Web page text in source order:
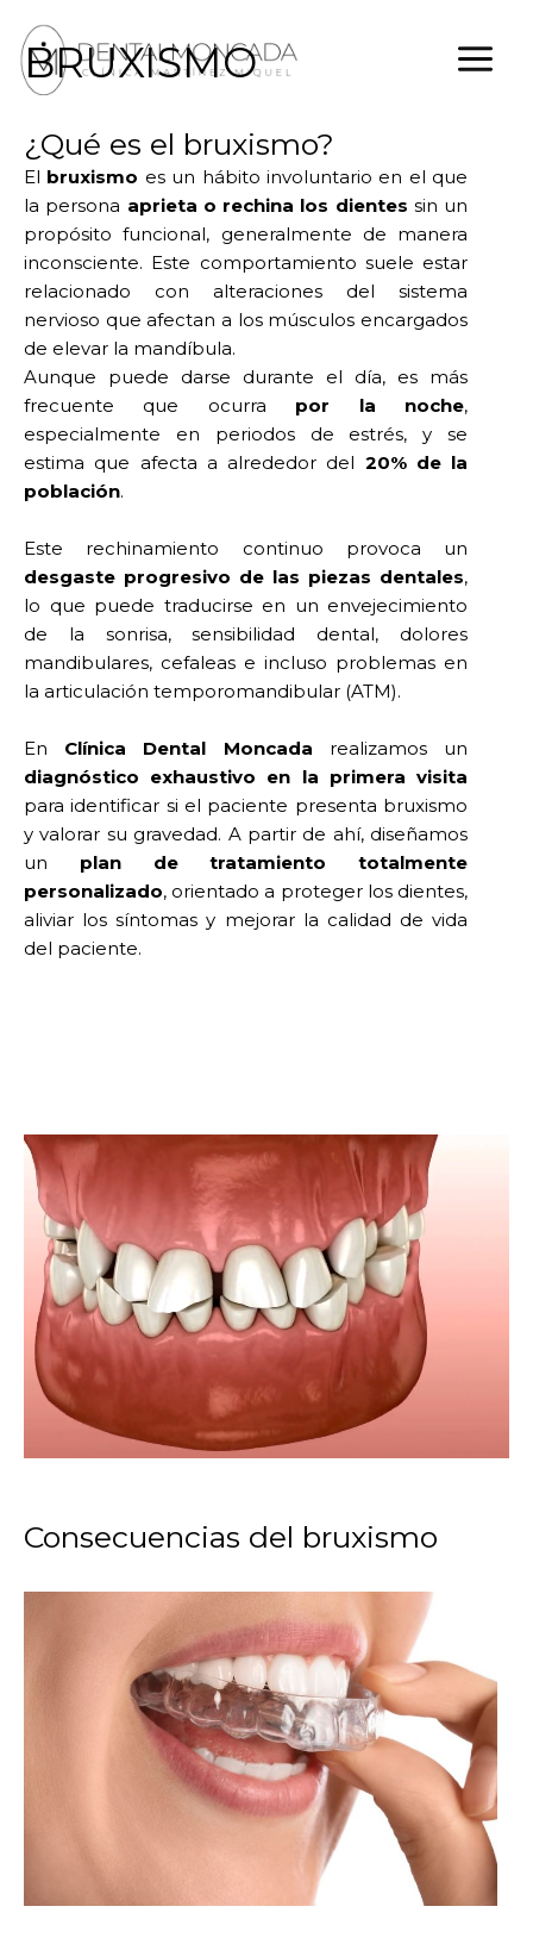
contenido
BRUXISMO
¿Qué es el bruxismo?
El bruxismo es un hábito involuntario en el que
la persona aprieta o rechina los dientes sin un
propósito funcional, generalmente de manera
inconsciente. Este comportamiento suele estar
relacionado con alteraciones del sistema
nervioso que afectan a los músculos encargados
de elevar la mandíbula.
Aunque puede darse durante el día, es más
frecuente que ocurra por la noche,
especialmente en periodos de estrés, y se
estima que afecta a alrededor del 20% de la
población.
Este rechinamiento continuo provoca un
desgaste progresivo de las piezas dentales,
lo que puede traducirse en un envejecimiento
de la sonrisa, sensibilidad dental, dolores
mandibulares, cefaleas e incluso problemas en
la articulación temporomandibular (ATM).
En Clínica Dental Moncada realizamos un
diagnóstico exhaustivo en la primera visita
para identificar si el paciente presenta bruxismo
y valorar su gravedad. A partir de ahí, diseñamos
un plan de tratamiento totalmente
personalizado, orientado a proteger los dientes,
aliviar los síntomas y mejorar la calidad de vida
del paciente.
Consecuencias del bruxismo